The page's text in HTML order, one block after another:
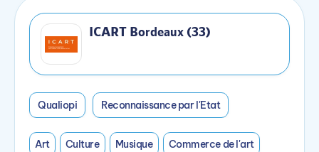
ICART Bordeaux (33)
Qualiopi Reconnaissance par l'Etat
Art Culture Musique
Commerce de l'art